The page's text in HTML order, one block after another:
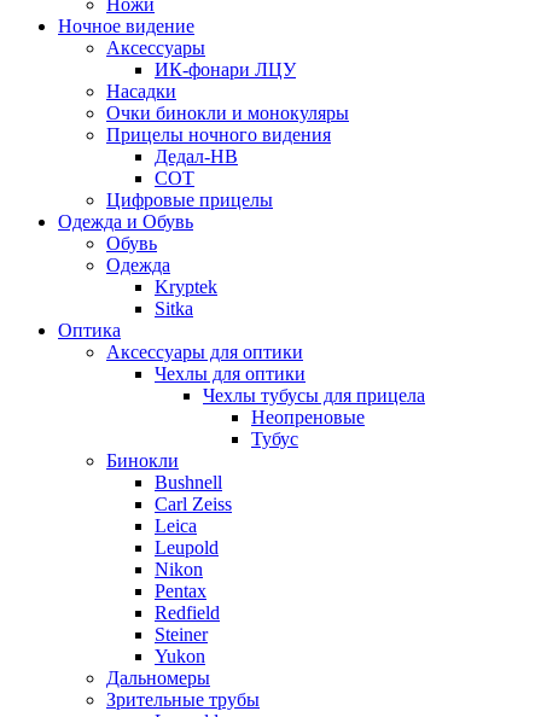
Ножи
Ночное видение
Аксессуары
ИК-фонари ЛЦУ
Насадки
Очки бинокли и монокуляры
Прицелы ночного видения
Дедал-НВ
СОТ
Цифровые прицелы
Одежда и Обувь
Обувь
Одежда
Kryptek
Sitka
Оптика
Аксессуары для оптики
Чехлы для оптики
Чехлы тубусы для прицела
Неопреновые
Тубус
Бинокли
Bushnell
Carl Zeiss
Leica
Leupold
Nikon
Pentax
Redfield
Steiner
Yukon
Дальномеры
Зрительные трубы